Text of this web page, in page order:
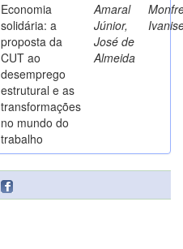
Economia
solidária: a
proposta da
CUT ao
desemprego
estrutural e as
transformações
no mundo do
trabalho
Amaral
Júnior,
José de
Almeida